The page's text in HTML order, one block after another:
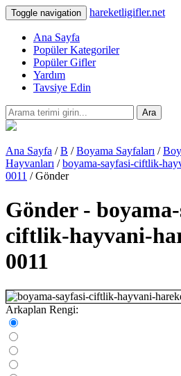
Toggle navigation hareketligifler.net
Ana Sayfa
Popüler Kategoriler
Popüler Gifler
Yardım
Tavsiye Edin
Ara
Ana Sayfa /B /Boyama Sayfaları /
Hayvanları /boyama-sayfasi-ciftlik-
0011 / Gönder
Gönder -
ciftlik-hayvani-
0011
Arkaplan Rengi: